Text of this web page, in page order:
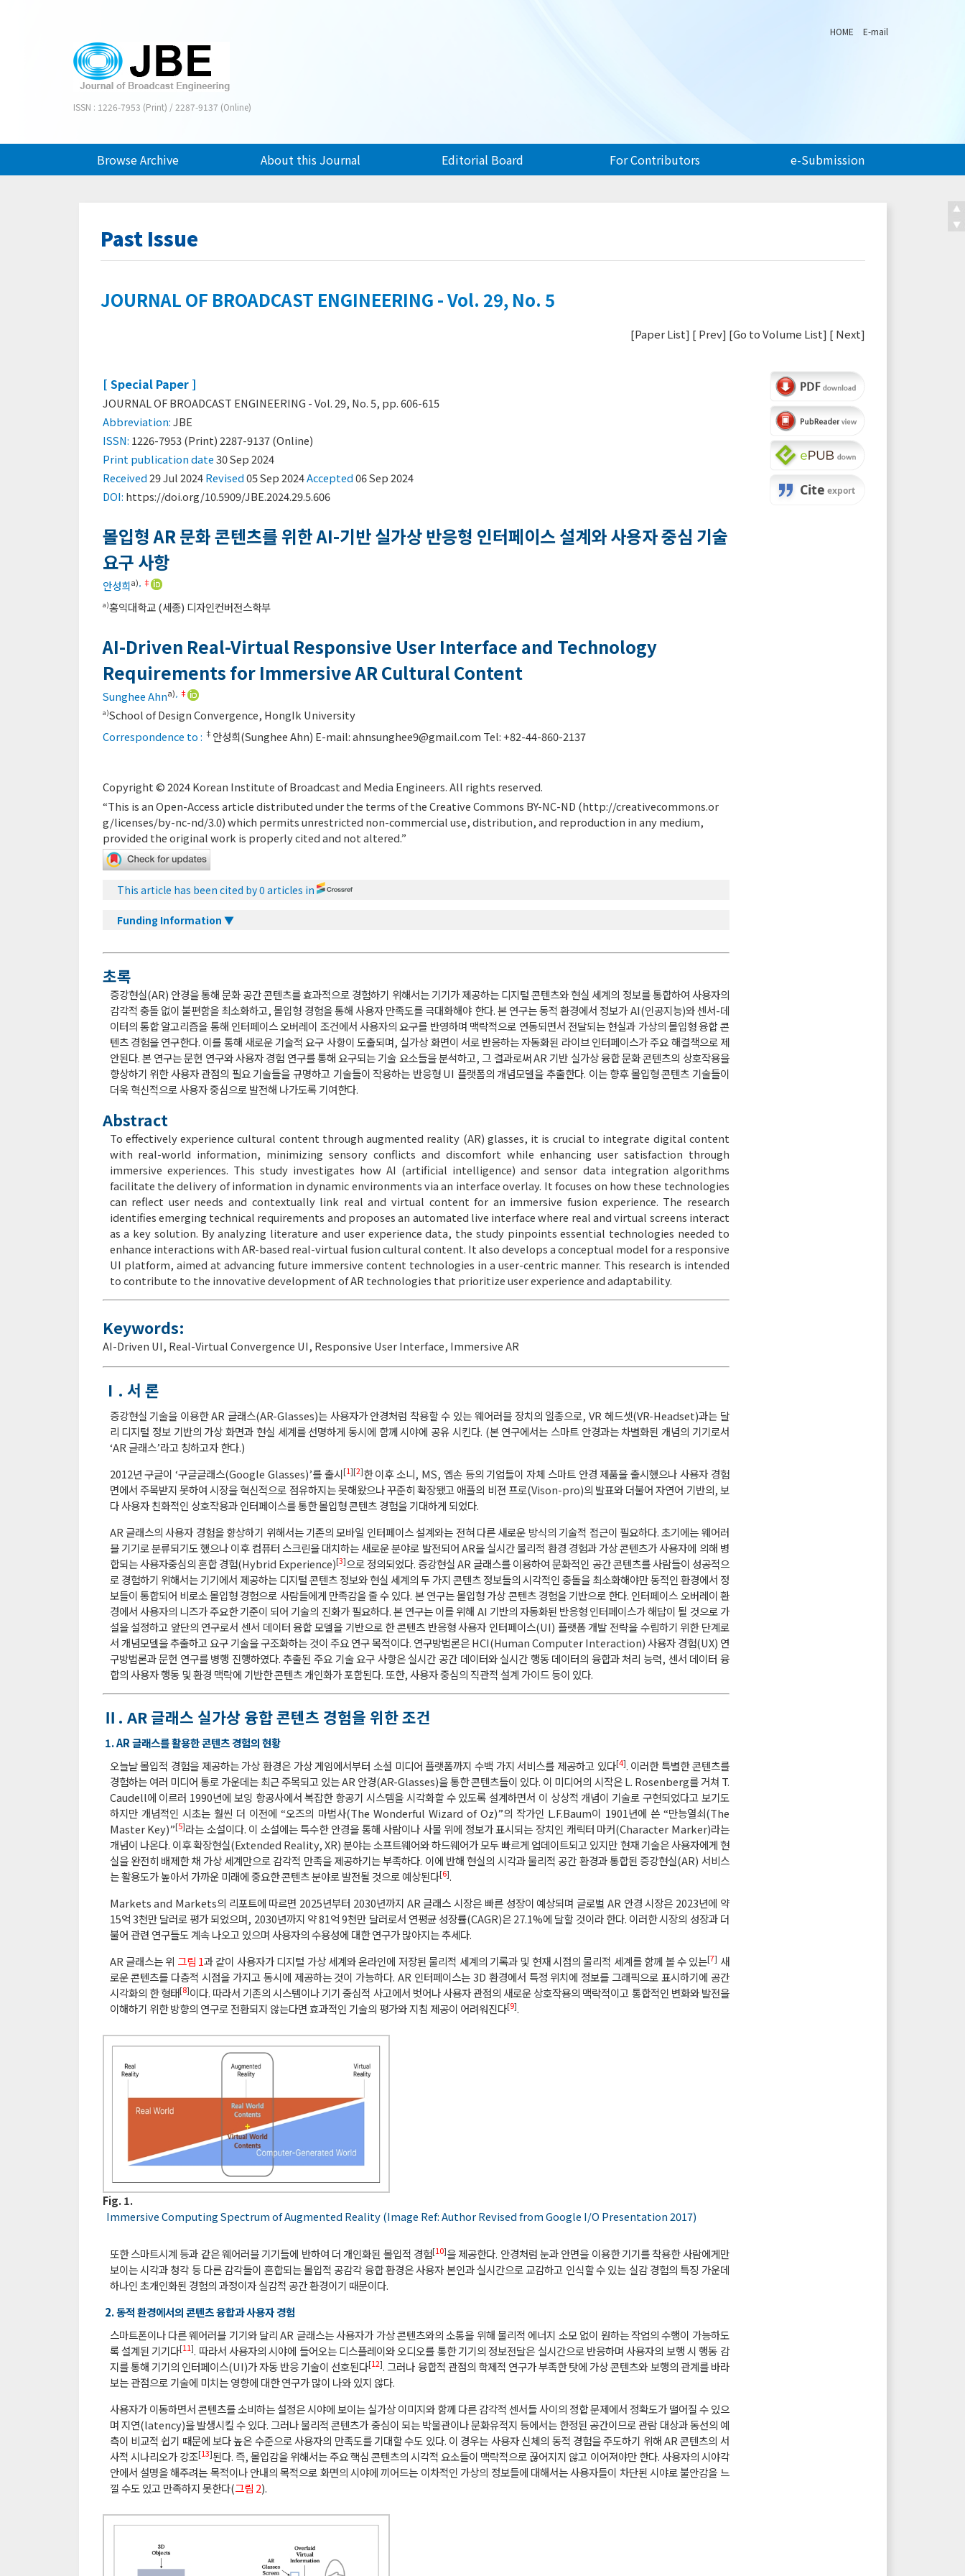
HOME E-mail
ISSN : 1226-7953 (Print) / 2287-9137 (Online)
Browse Archive About this Journal Editorial Board For Contributors e-Submission
Past Issue
JOURNAL OF BROADCAST ENGINEERING - Vol. 29, No. 5
[Paper List] [ Prev] [Go to Volume List] [ Next]
[ Special Paper ]
JOURNAL OF BROADCAST ENGINEERING - Vol. 29, No. 5, pp. 606-615
Abbreviation:JBE
ISSN: 1226-7953 (Print) 2287-9137 (Online)
Print publication date30 Sep 2024
Received 29 Jul 2024Revised05 Sep 2024Accepted06 Sep 2024
DOI: https://doi.org/10.5909/JBE.2024.29.5.606
몰입형 AR 문화 콘텐츠를 위한 AI-기반 실가상 반응형 인터페이스 설계와 사용자 중심 기술
요구 사항
안성희a) ‡
a)홍익대학교 (세종) 디자인컨버전스학부
AI-Driven Real-Virtual Responsive User Interface and Technology
Requirements for Immersive AR Cultural Content
Sunghee Ahna) ‡
a)School of Design Convergence, HongIk University
Correspondence to : ‡ 안성희(Sunghee Ahn) E-mail:ahnsunghee9@gmail.com Tel: +82-44-860-2137
Copyright © 2024 Korean Institute of Broadcast and Media Engineers. All rights reserved.
“This is an Open-Access article distributed under the terms of the Creative Commons BY-NC-ND (http://creativecommons.or
g/licenses/by-nc-nd/3.0) which permits unrestricted non-commercial use, distribution, and reproduction in any medium,
provided the original work is properly cited and not altered.”
This article has been cited by 0 articles in
Funding Information ▼
초록
증강현실(AR) 안경을 통해 문화 공간 콘텐츠를 효과적으로 경험하기 위해서는 기기가 제공하는 디지털 콘텐츠와 현실 세계의 정보를 통합하여 사용자의
감각적 충돌 없이 불편함을 최소화하고, 몰입형 경험을 통해 사용자 만족도를 극대화해야 한다. 본 연구는 동적 환경에서 정보가 AI(인공지능)와 센서-데
이터의 통합 알고리즘을 통해 인터페이스 오버레이 조건에서 사용자의 요구를 반영하며 맥락적으로 연동되면서 전달되는 현실과 가상의 몰입형 융합 콘
텐츠 경험을 연구한다. 이를 통해 새로운 기술적 요구 사항이 도출되며, 실가상 화면이 서로 반응하는 자동화된 라이브 인터페이스가 주요 해결책으로 제
안된다. 본 연구는 문헌 연구와 사용자 경험 연구를 통해 요구되는 기술 요소들을 분석하고, 그 결과로써 AR 기반 실가상 융합 문화 콘텐츠의 상호작용을
향상하기 위한 사용자 관점의 필요 기술들을 규명하고 기술들이 작용하는 반응형 UI 플랫폼의 개념모델을 추출한다. 이는 향후 몰입형 콘텐츠 기술들이
더욱 혁신적으로 사용자 중심으로 발전해 나가도록 기여한다.
Abstract
To effectively experience cultural content through augmented reality (AR) glasses, it is crucial to integrate digital content
with real-world information, minimizing sensory conflicts and discomfort while enhancing user satisfaction through
immersive experiences. This study investigates how AI (artificial intelligence) and sensor data integration algorithms
facilitate the delivery of information in dynamic environments via an interface overlay. It focuses on how these technologies
can reflect user needs and contextually link real and virtual content for an immersive fusion experience. The research
identifies emerging technical requirements and proposes an automated live interface where real and virtual screens interact
as a key solution. By analyzing literature and user experience data, the study pinpoints essential technologies needed to
enhance interactions with AR-based real-virtual fusion cultural content. It also develops a conceptual model for a responsive
UI platform, aimed at advancing future immersive content technologies in a user-centric manner. This research is intended
to contribute to the innovative development of AR technologies that prioritize user experience and adaptability.
Keywords:
AI-Driven UI, Real-Virtual Convergence UI, Responsive User Interface, Immersive AR
Ⅰ. 서 론
증강현실 기술을 이용한 AR 글래스(AR-Glasses)는 사용자가 안경처럼 착용할 수 있는 웨어러블 장치의 일종으로, VR 헤드셋(VR-Headset)과는 달
리 디지털 정보 기반의 가상 화면과 현실 세계를 선명하게 동시에 함께 시야에 공유 시킨다. (본 연구에서는 스마트 안경과는 차별화된 개념의 기기로서
‘AR 글래스’라고 칭하고자 한다.)
2012년 구글이 ‘구글글래스(Google Glasses)’를 출시[1][2]한 이후 소니, MS, 엡손 등의 기업들이 자체 스마트 안경 제품을 출시했으나 사용자 경험
면에서 주목받지 못하여 시장을 혁신적으로 점유하지는 못해왔으나 꾸준히 확장됐고 애플의 비젼 프로(Vison-pro)의 발표와 더불어 자연어 기반의, 보
다 사용자 친화적인 상호작용과 인터페이스를 통한 몰입형 콘텐츠 경험을 기대하게 되었다.
AR 글래스의 사용자 경험을 향상하기 위해서는 기존의 모바일 인터페이스 설계와는 전혀 다른 새로운 방식의 기술적 접근이 필요하다. 초기에는 웨어러
블 기기로 분류되기도 했으나 이후 컴퓨터 스크린을 대치하는 새로운 분야로 발전되어 AR을 실시간 물리적 환경 경험과 가상 콘텐츠가 사용자에 의해 병
합되는 사용자중심의 혼합 경험(Hybrid Experience)[3]으로 정의되었다. 증강현실 AR 글래스를 이용하여 문화적인 공간 콘텐츠를 사람들이 성공적으
로 경험하기 위해서는 기기에서 제공하는 디지털 콘텐츠 정보와 현실 세계의 두 가지 콘텐츠 정보들의 시각적인 충돌을 최소화해야만 동적인 환경에서 정
보들이 통합되어 비로소 몰입형 경험으로 사람들에게 만족감을 줄 수 있다. 본 연구는 몰입형 가상 콘텐츠 경험을 기반으로 한다. 인터페이스 오버레이 환
경에서 사용자의 니즈가 주요한 기준이 되어 기술의 진화가 필요하다. 본 연구는 이를 위해 AI 기반의 자동화된 반응형 인터페이스가 해답이 될 것으로 가
설을 설정하고 앞단의 연구로서 센서 데이터 융합 모델을 기반으로 한 콘텐츠 반응형 사용자 인터페이스(UI) 플랫폼 개발 전략을 수립하기 위한 단계로
서 개념모델을 추출하고 요구 기술을 구조화하는 것이 주요 연구 목적이다. 연구방법론은 HCI(Human Computer Interaction) 사용자 경험(UX) 연
구방법론과 문헌 연구를 병행 진행하였다. 추출된 주요 기술 요구 사항은 실시간 공간 데이터와 실시간 행동 데이터의 융합과 처리 능력, 센서 데이터 융
합의 사용자 행동 및 환경 맥락에 기반한 콘텐츠 개인화가 포함된다. 또한, 사용자 중심의 직관적 설계 가이드 등이 있다.
Ⅱ. AR 글래스 실가상 융합 콘텐츠 경험을 위한 조건
1. AR 글래스를 활용한 콘텐츠 경험의 현황
오늘날 몰입적 경험을 제공하는 가상 환경은 가상 게임에서부터 소셜 미디어 플랫폼까지 수백 가지 서비스를 제공하고 있다[4]. 이러한 특별한 콘텐츠를
경험하는 여러 미디어 통로 가운데는 최근 주목되고 있는 AR 안경(AR-Glasses)을 통한 콘텐츠들이 있다. 이 미디어의 시작은 L. Rosenberg를 거쳐 T.
Caudell에 이르러 1990년에 보잉 항공사에서 복잡한 항공기 시스템을 시각화할 수 있도록 설계하면서 이 상상적 개념이 기술로 구현되었다고 보기도
하지만 개념적인 시초는 훨씬 더 이전에 “오즈의 마법사(The Wonderful Wizard of Oz)”의 작가인 L.F.Baum이 1901년에 쓴 “만능열쇠(The
Master Key)”[5]라는 소설이다. 이 소설에는 특수한 안경을 통해 사람이나 사물 위에 정보가 표시되는 장치인 캐릭터 마커(Character Marker)라는
개념이 나온다. 이후 확장현실(Extended Reality, XR) 분야는 소프트웨어와 하드웨어가 모두 빠르게 업데이트되고 있지만 현재 기술은 사용자에게 현
실을 완전히 배제한 채 가상 세계만으로 감각적 만족을 제공하기는 부족하다. 이에 반해 현실의 시각과 물리적 공간 환경과 통합된 증강현실(AR) 서비스
는 활용도가 높아서 가까운 미래에 중요한 콘텐츠 분야로 발전될 것으로 예상된다[6].
Markets and Markets의 리포트에 따르면 2025년부터 2030년까지 AR 글래스 시장은 빠른 성장이 예상되며 글로벌 AR 안경 시장은 2023년에 약
15억 3천만 달러로 평가 되었으며, 2030년까지 약 81억 9천만 달러로서 연평균 성장률(CAGR)은 27.1%에 달할 것이라 한다. 이러한 시장의 성장과 더
불어 관련 연구들도 계속 나오고 있으며 사용자의 수용성에 대한 연구가 많아지는 추세다.
AR 글래스는 위 그림 1과 같이 사용자가 디지털 가상 세계와 온라인에 저장된 물리적 세계의 기록과 및 현재 시점의 물리적 세계를 함께 볼 수 있는[7] 새
로운 콘텐츠를 다층적 시점을 가지고 동시에 제공하는 것이 가능하다. AR 인터페이스는 3D 환경에서 특정 위치에 정보를 그래픽으로 표시하기에 공간
시각화의 한 형태[8]이다. 따라서 기존의 시스템이나 기기 중심적 사고에서 벗어나 사용자 관점의 새로운 상호작용의 맥락적이고 통합적인 변화와 발전을
이해하기 위한 방향의 연구로 전환되지 않는다면 효과적인 기술의 평가와 지침 제공이 어려워진다[9].
Fig. 1.
Immersive Computing Spectrum of Augmented Reality (Image Ref: Author Revised from Google I/O Presentation 2017)
또한 스마트시계 등과 같은 웨어러블 기기들에 반하여 더 개인화된 몰입적 경험[10]을 제공한다. 안경처럼 눈과 안면을 이용한 기기를 착용한 사람에게만
보이는 시각과 청각 등 다른 감각들이 혼합되는 몰입적 공감각 융합 환경은 사용자 본인과 실시간으로 교감하고 인식할 수 있는 실감 경험의 특징 가운데
하나인 초개인화된 경험의 과정이자 실감적 공간 환경이기 때문이다.
2. 동적 환경에서의 콘텐츠 융합과 사용자 경험
스마트폰이나 다른 웨어러블 기기와 달리 AR 글래스는 사용자가 가상 콘텐츠와의 소통을 위해 물리적 에너지 소모 없이 원하는 작업의 수행이 가능하도
록 설계된 기기다[11]. 따라서 사용자의 시야에 들어오는 디스플레이와 오디오를 통한 기기의 정보전달은 실시간으로 반응하며 사용자의 보행 시 행동 감
지를 통해 기기의 인터페이스(UI)가 자동 반응 기술이 선호된다[12]. 그러나 융합적 관점의 학제적 연구가 부족한 탓에 가상 콘텐츠와 보행의 관계를 바라
보는 관점으로 기술에 미치는 영향에 대한 연구가 많이 나와 있지 않다.
사용자가 이동하면서 콘텐츠를 소비하는 설정은 시야에 보이는 실가상 이미지와 함께 다른 감각적 센서들 사이의 정합 문제에서 정확도가 떨어질 수 있으
며 지연(latency)을 발생시킬 수 있다. 그러나 물리적 콘텐츠가 중심이 되는 박물관이나 문화유적지 등에서는 한정된 공간이므로 관람 대상과 동선의 예
측이 비교적 쉽기 때문에 보다 높은 수준으로 사용자의 만족도를 기대할 수도 있다. 이 경우는 사용자 신체의 동적 경험을 주도하기 위해 AR 콘텐츠의 서
사적 시나리오가 강조[13]된다. 즉, 몰입감을 위해서는 주요 핵심 콘텐츠의 시각적 요소들이 맥락적으로 끊어지지 않고 이어져야만 한다. 사용자의 시야각
안에서 설명을 해주려는 목적이나 안내의 목적으로 화면의 시야에 끼어드는 이차적인 가상의 정보들에 대해서는 사용자들이 차단된 시야로 불안감을 느
낄 수도 있고 만족하지 못한다(그림 2).